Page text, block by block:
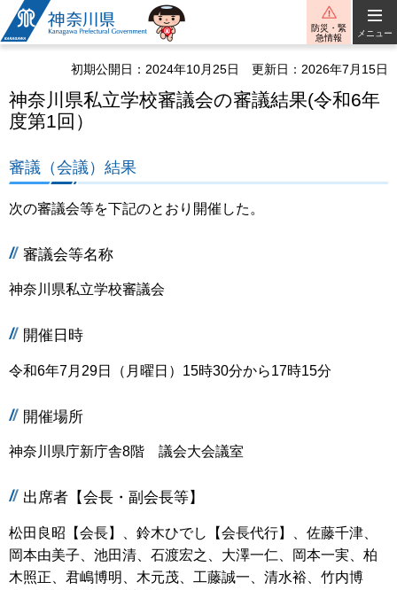
神奈川県
防災・緊
急情報
メニュー
初期公開日：2024年10月25日 更新日：2026年7月15日
神奈川県私立学校審議会の審議結果(令和6年
度第1回）
審議（会議）結果
次の審議会等を下記のとおり開催した。
審議会等名称
神奈川県私立学校審議会
開催日時
令和6年7月29日（月曜日）15時30分から17時15分
開催場所
神奈川県庁新庁舎8階 議会大会議室
出席者【会長・副会長等】
松田良昭【会長】、鈴木ひでし【会長代行】、佐藤千津、
岡本由美子、池田清、石渡宏之、大澤一仁、岡本一実、柏
木照正、君嶋博明、木元茂、工藤誠一、清水裕、竹内博